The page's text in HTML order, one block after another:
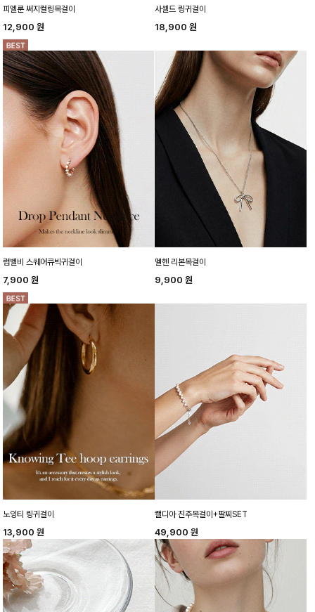
피엘룬 써지컬링목걸이
12,900 원
사셀드 링귀걸이
18,900 원
럼벨비 스퀘어큐빅귀걸이
7,900 원
멜헨 리본목걸이
9,900 원
노잉티 링귀걸이
13,900 원
캘디아 진주목걸이+팔찌SET
49,900 원